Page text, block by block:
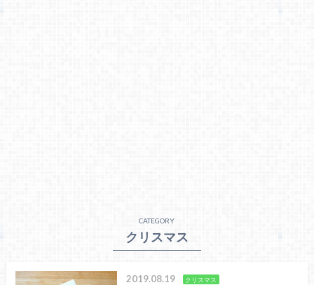
CATEGORY
クリスマス
2019.08.19 クリスマス